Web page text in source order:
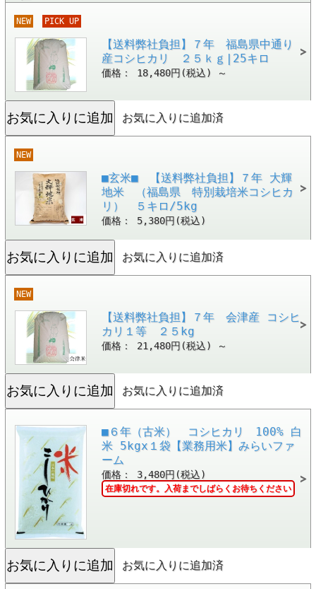
NEW PICK UP
【送料弊社負担】７年 福島県中通り
産コシヒカリ ２５ｋｇ|25キロ
価格： 18,480円(税込) ～
お気に入りに追加済
NEW
■玄米■ 【送料弊社負担】７年 大輝
地米 （福島県 特別栽培米コシヒカ
リ） ５キロ/5kg
価格： 5,380円(税込)
お気に入りに追加済
NEW
【送料弊社負担】７年 会津産 コシヒ
カリ１等 ２５kg
価格： 21,480円(税込) ～
お気に入りに追加済
■６年（古米） コシヒカリ 100% 白
米 5kgx１袋【業務用米】みらいファ
ーム
価格： 3,480円(税込)
在庫切れです。入荷までしばらくお待ちください
お気に入りに追加済